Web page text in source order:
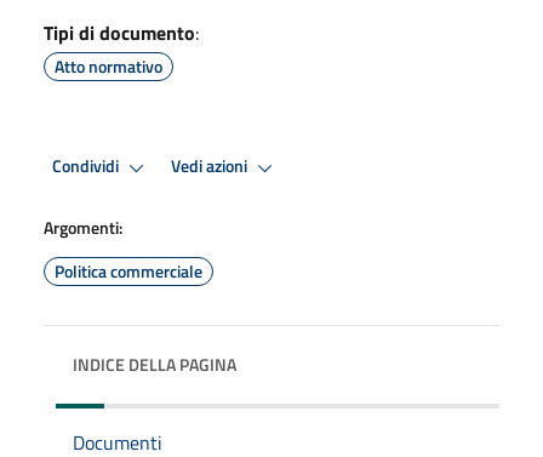
Tipi di documento:
Atto normativo
Condividi Vedi azioni
Argomenti:
Politica commerciale
INDICE DELLA PAGINA
Documenti